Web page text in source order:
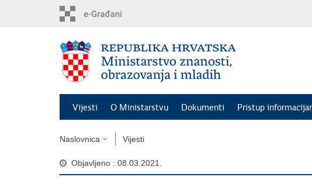
Vijesti O Ministarstvu Dokumenti Pristup
Naslovnica Vijesti
Objavljeno : 08.03.2021.